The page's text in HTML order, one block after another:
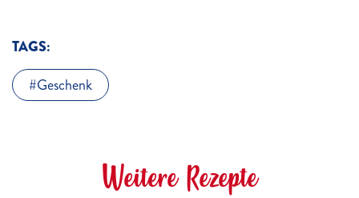
TAGS:
Geschenk
Weitere Rezepte